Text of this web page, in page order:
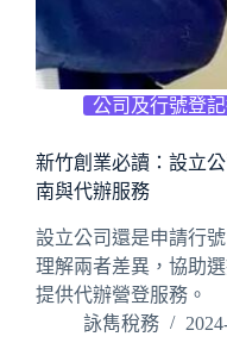
公司及行號登
新竹創業必讀：設立
南與代辦服務
設立公司還是申請行
理解兩者差異，協助
提供代辦營登服務。
詠雋稅務